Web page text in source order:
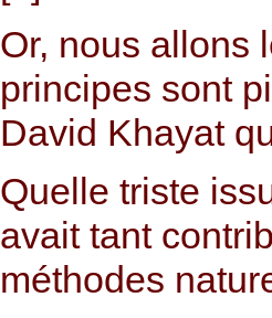
Or, nous allons
principes sont
David Khayat
Quelle triste
avait tant
méthodes